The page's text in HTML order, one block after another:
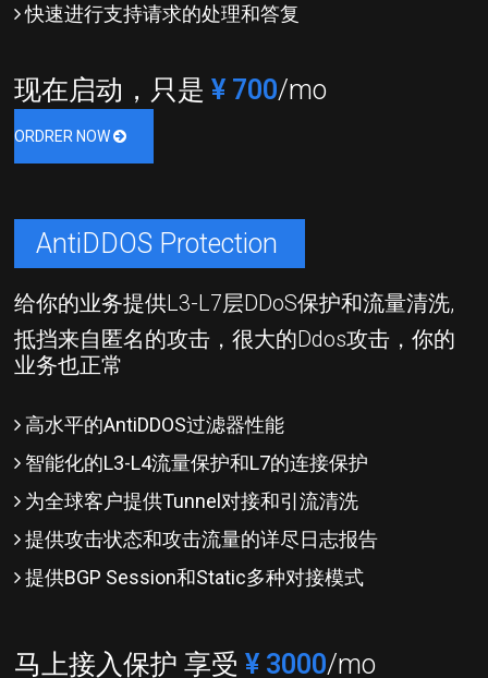
快速进行支持请求的处理和答复
现在启动，只是¥ 700/mo
ORDRER NOW
AntiDDOS Protection
给你的业务提供L3-L7层DDoS保护和流量清洗,
抵挡来自匿名的攻击，很大的Ddos攻击，你的
业务也正常
高水平的AntiDDOS过滤器性能
智能化的L3-L4流量保护和L7的连接保护
为全球客户提供Tunnel对接和引流清洗
提供攻击状态和攻击流量的详尽日志报告
提供BGP Session和Static多种对接模式
马上接入保护 享受¥ 3000/mo